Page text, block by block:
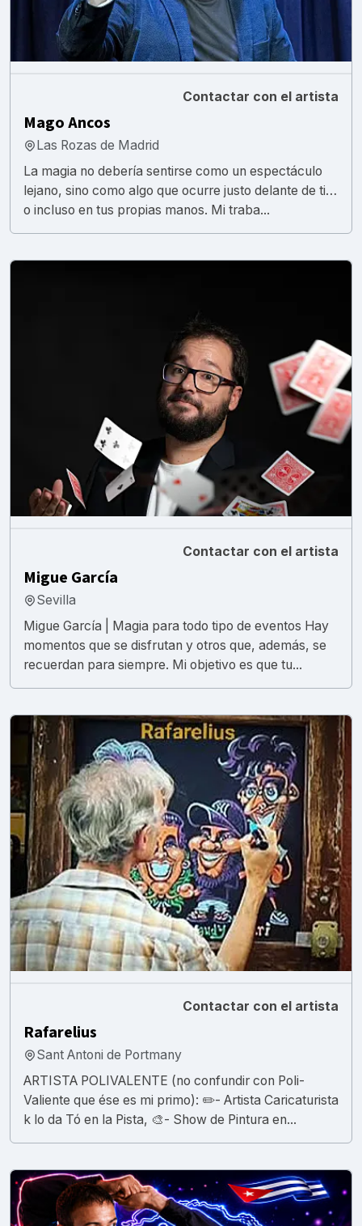
Contactar con el artista
Mago Ancos
Las Rozas de Madrid
La magia no debería sentirse como un espectáculo
lejano, sino como algo que ocurre justo delante de ti…
o incluso en tus propias manos. Mi traba...
Contactar con el artista
Migue García
Sevilla
Migue García | Magia para todo tipo de eventos Hay
momentos que se disfrutan y otros que, además, se
recuerdan para siempre. Mi objetivo es que tu...
Contactar con el artista
Rafarelius
Sant Antoni de Portmany
ARTISTA POLIVALENTE (no confundir con Poli-
Valiente que ése es mi primo): ✏️- Artista Caricaturista
k lo da Tó en la Pista, 🎨- Show de Pintura en...